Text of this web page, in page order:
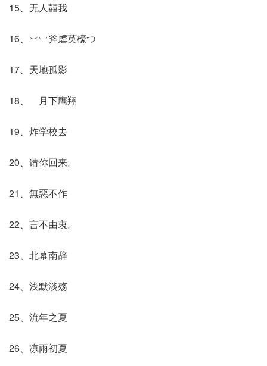
15、无人囍我
16、︶︺斧虐英檺つ
17、天地孤影
18、ゞ月下鹰翔
19、炸学校去
20、请你回来。
21、無惡不作
22、言不由衷。
23、北幕南辞
24、浅默淡殇
25、流年之夏
26、凉雨初夏